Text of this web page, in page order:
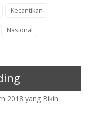
Kecantikan
Nasional
2018 yang Bikin